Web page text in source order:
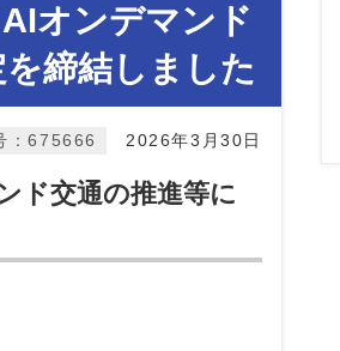
オンデマンド
締結しました
2026年3月30日
：675666
ド交通の推進等に